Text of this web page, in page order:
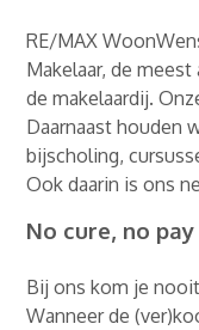
RE/MAX
Makelaar, de
de makelaardij.
Daarnaast houden
bijscholing,
Ook daarin is ons
No cure, no pay
Bij ons kom je
Wanneer de